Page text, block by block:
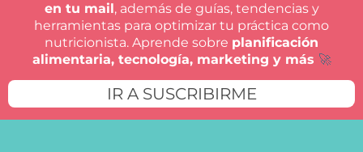
en tu mail, además de guías, tendencias y
herramientas para optimizar tu práctica como
nutricionista. Aprende sobre planificación
alimentaria, tecnología, marketing y más 🚀
IR A SUSCRIBIRME